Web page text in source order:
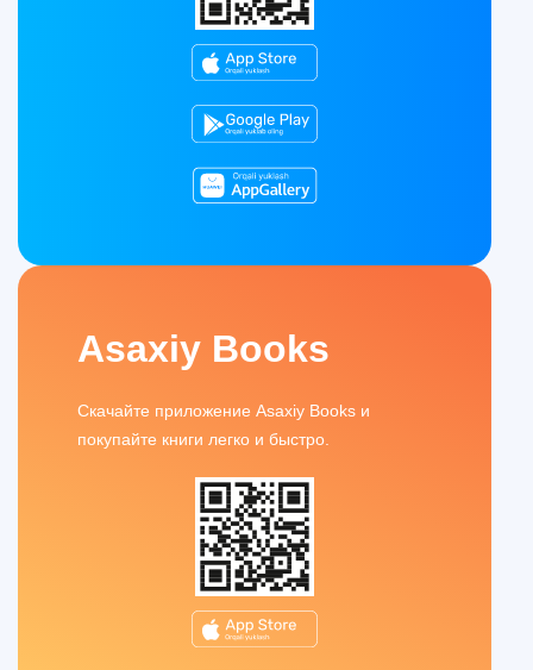
Asaxiy Books
Скачайте приложение Asaxiy Books и
покупайте книги легко и быстро.